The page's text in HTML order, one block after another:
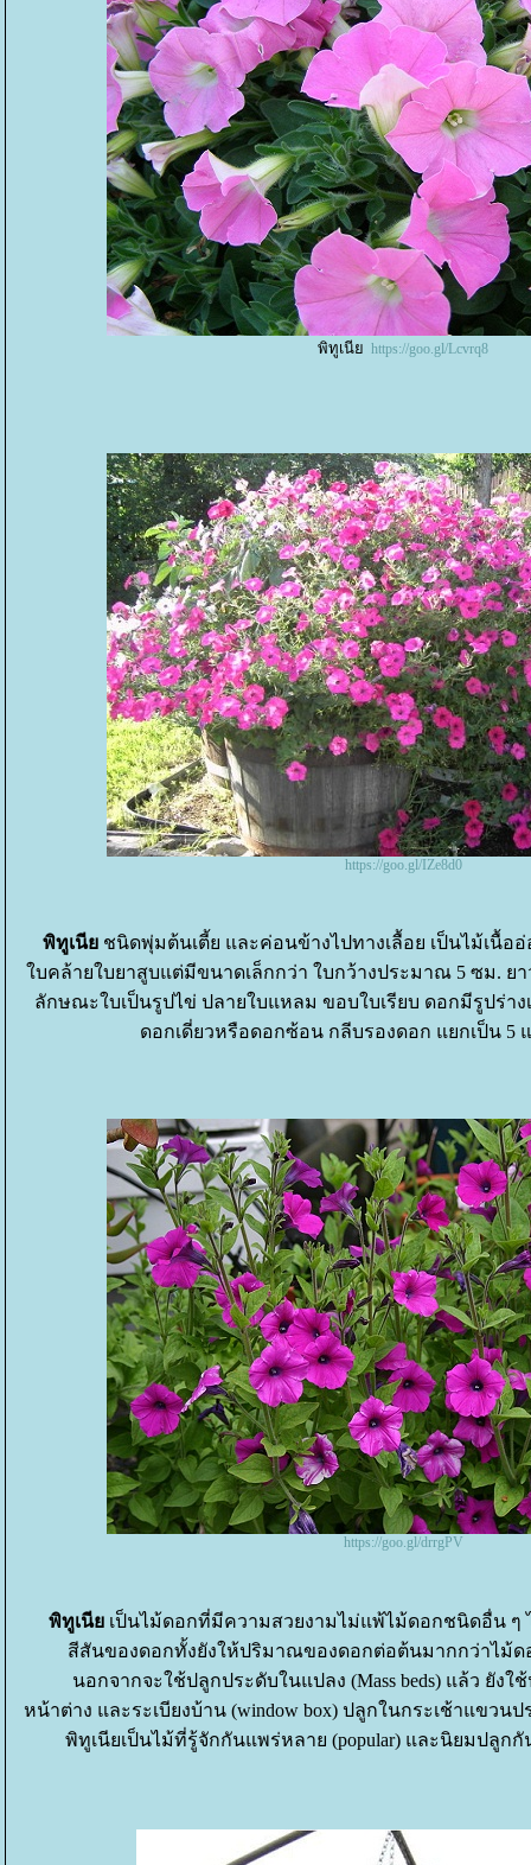
พิทูเนี https://goo.gl/Lcvrq8
https://goo.gl/IZe8d0
พิทูเนี ชนิดพุ่มต้นเตี้ย และค่อนข้างไปทางเลื้อย เป็นไม้เนื้อ
บคล้ายใบยาสูบแต่มีขนาดเล็กกว่า ใบกว้างประมาณ 5 ซม. ย
ลักษณะใบเป็นรูปไข่ ปลายใบแหลม ขอบใบเรียบ ดอกมีรูปร่า
ดอกเดี่ยวหรือดอกซ้อน กลีบรองดอก แยกเป็น 5
https://goo.gl/drrgPV
พิทูเนี เป็นไม้ดอกที่มีความสวยงามไม่แพ้ไม้ดอกชนิดอื่น ๆ
สีสันของดอกทั้งยังให้ปริมาณของดอกต่อต้นมากกว่าไม้
นอกจากจะใช้ปลูกประดับในแปลง (Mass beds) แล้ว ยัง
หน้าต่าง และระเบียงบ้าน (window box) ปลูกในกระเช้าแขวนปร
พิทูเนียเป็นไม้ที่รู้จักกันแพร่หลาย (popular) และนิยมปลูก